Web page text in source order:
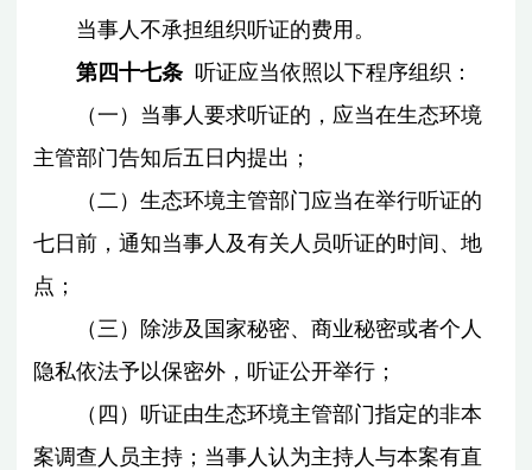
当事人不承担组织听证的费用。
第四十七条 听证应当依照以下程序组织：
（一）当事人要求听证的，应当在生态环境
主管部门告知后五日内提出；
（二）生态环境主管部门应当在举行听证的
七日前，通知当事人及有关人员听证的时间、地
点；
（三）除涉及国家秘密、商业秘密或者个人
隐私依法予以保密外，听证公开举行；
（四）听证由生态环境主管部门指定的非本
案调查人员主持；当事人认为主持人与本案有直